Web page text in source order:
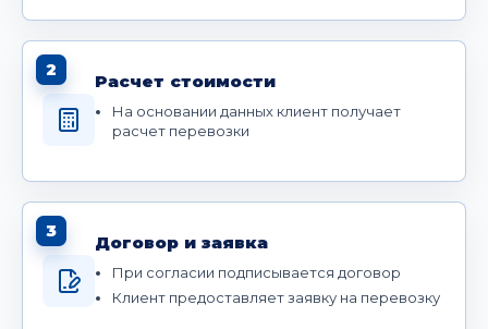
2
Расчет стоимости
На основании данных клиент получает
расчет перевозки
3
Договор и заявка
При согласии подписывается договор
Клиент предоставляет заявку на перевозку